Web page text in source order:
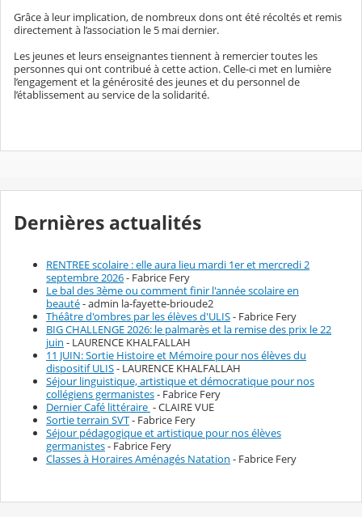
Grâce à leur implication, de nombreux dons ont été récoltés et remis
directement à l’association le 5 mai dernier.
Les jeunes et leurs enseignantes tiennent à remercier toutes les
personnes qui ont contribué à cette action. Celle-ci met en lumière
l’engagement et la générosité des jeunes et du personnel de
l’établissement au service de la solidarité.
Dernières actualités
RENTREE scolaire : elle aura lieu mardi 1er et mercredi 2
septembre 2026- Fabrice Fery
Le bal des 3ème ou comment finir l'année scolaire en
beauté- admin la-fayette-brioude2
Théâtre d'ombres par les élèves d'ULIS- Fabrice Fery
BIG CHALLENGE 2026: le palmarès et la remise des prix le 22
juin - LAURENCE KHALFALLAH
11 JUIN: Sortie Histoire et Mémoire pour nos élèves du
dispositif ULIS- LAURENCE KHALFALLAH
Séjour linguistique, artistique et démocratique pour nos
collégiens germanistes- Fabrice Fery
Dernier Café littéraire - CLAIRE VUE
Sortie terrain SVT- Fabrice Fery
Séjour pédagogique et artistique pour nos élèves
germanistes- Fabrice Fery
Classes à Horaires Aménagés Natation - Fabrice Fery